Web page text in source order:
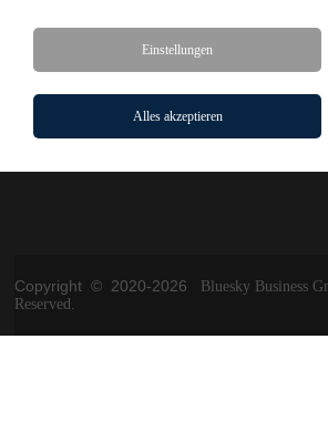
Einstellungen
Alles akzeptieren
Kontakt
Copyright © 2020-2026
Bluesky Business
Reserved.